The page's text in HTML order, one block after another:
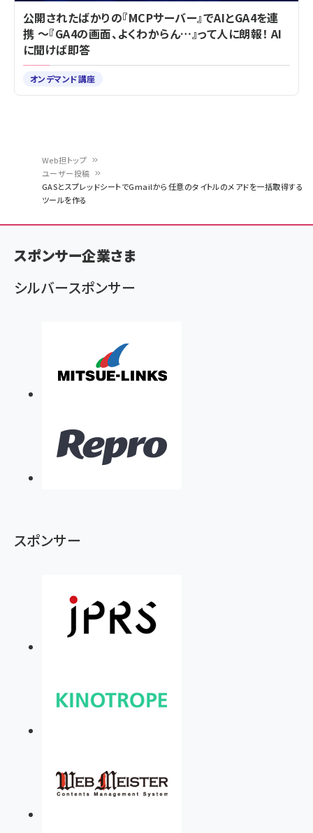
く
ず
Web担トップ
ユーザー投稿
GASとスプレッドシートでGmailから任意のタイトルのメアドを一括取得する
ツールを作る
公開されたばかりの『MCPサーバー』でAIとGA4を連
携 ～『GA4の画面、よくわからん…』って人に朗報！ AI
に聞けば即答
オンデマンド講座
スポンサー企業さま
シルバースポンサー
スポンサー